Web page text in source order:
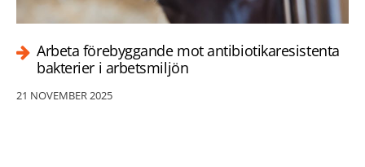
Arbeta förebyggande mot antibiotikaresistenta
bakterier i arbetsmiljön
21 NOVEMBER 2025